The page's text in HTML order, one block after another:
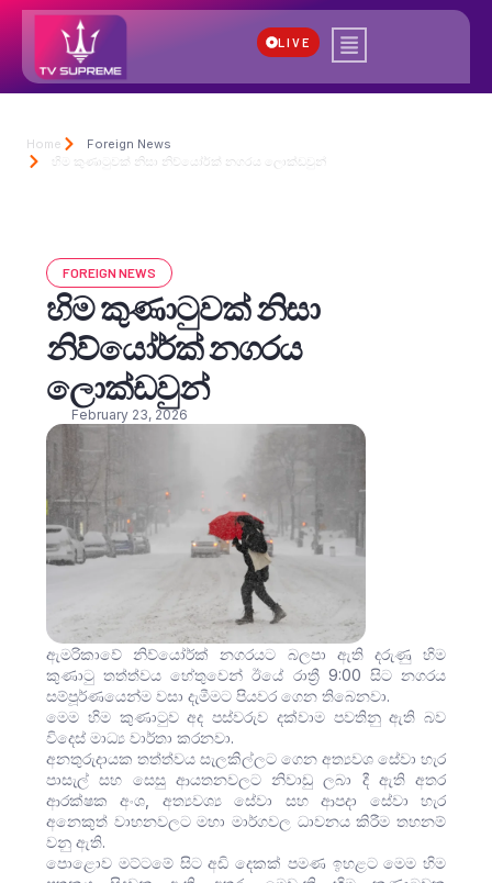
LIVE
Home
Foreign News
හිම කුණාටුවක් නිසා නිව්යෝර්ක් නගරය ලොක්ඩවුන්
FOREIGN NEWS
හිම කුණාටුවක් නිසා
නිව්යෝර්ක් නගරය
ලොක්ඩවුන්
February 23, 2026
ඇමරිකාවේ නිව්යෝර්ක් නගරයට බලපා ඇති දරුණු හිම
කුණාටු තත්ත්වය හේතුවෙන් ඊයේ රාත්‍රී 9:00 සිට නගරය
සම්පූර්ණයෙන්ම වසා දැමීමට පියවර ගෙන තිබෙනවා.
මෙම හිම කුණාටුව අද පස්වරුව දක්වාම පවතිනු ඇති බව
විදෙස් මාධ්‍ය වාර්තා කරනවා.
අනතුරුදායක තත්ත්වය සැලකිල්ලට ගෙන අත්‍යවශ සේවා හැර
පාසැල් සහ සෙසු ආයතනවලට නිවාඩු ලබා දී ඇති අතර
ආරක්ෂක අංශ, අත්‍යවශ්‍ය සේවා සහ ආපදා සේවා හැර
අනෙකුත් වාහනවලට මහා මාර්ගවල ධාවනය කිරීම තහනම්
වනු ඇති.
පොළොව මට්ටමේ සිට අඩි දෙකක් පමණ ඉහළට මෙම හිම